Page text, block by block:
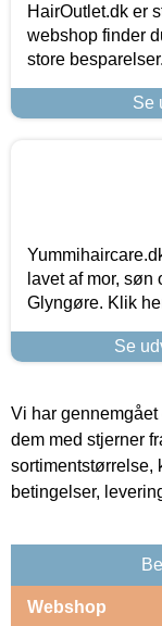
HairOutlet.dk er
webshop finder
store
Se
lavet af mor,
Glyngøre. Klik
Se
Vi har
dem med stjerner
sortimentstørrelse,
betingelser,
Webshop